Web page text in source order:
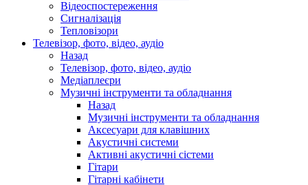
Відеоспостереження
Сигналізація
Тепловізори
Телевізор, фото, відео, аудіо
Назад
Телевізор, фото, відео, аудіо
Медіаплеєри
Музичні інструменти та обладнання
Назад
Музичні інструменти та обладнання
Аксесуари для клавішних
Акустичні системи
Активні акустичні сістеми
Гітари
Гітарні кабінети